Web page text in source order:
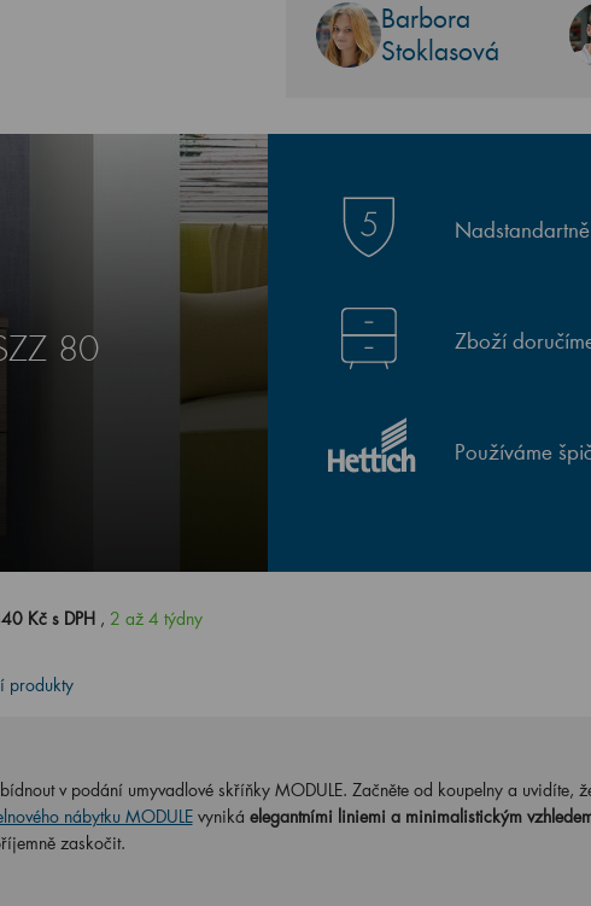
Barbora
Stoklasová
80
Zboží
Používáme
Kč s DPH , 2 až 4 týdny
produkty
v podání umyvadlové skříňky MODULE. Začněte od koupelny a uvidíte,
nábytku MODULEvyniká elegantními liniemi a minimalistickým
zaskočit.